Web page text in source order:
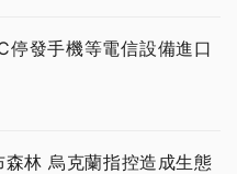
發手機等電信設備進口
林 烏克蘭指控造成生態